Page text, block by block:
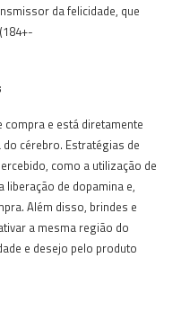
da felicidade, que
compra e está diretamente
cérebro. Estratégias de
como a utilização de
de dopamina e,
Além disso, brindes e
a mesma região do
e desejo pelo produto​